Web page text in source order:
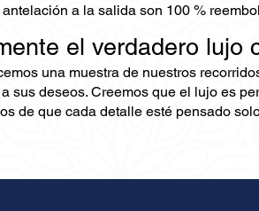
a la salida son 100 %
el verdadero lujo
una muestra de nuestros
sus deseos. Creemos que el lujo es
de que cada detalle esté pensado